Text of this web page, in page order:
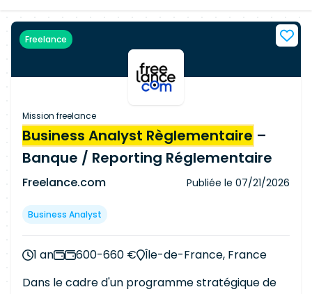
Freelance
Mission freelance
Business Analyst Règlementaire –
Banque / Reporting Réglementaire
Freelance.com Publiée le 07/21/2026
Business Analyst
1 an 600-660 € Île-de-France, France
Dans le cadre d'un programme stratégique de